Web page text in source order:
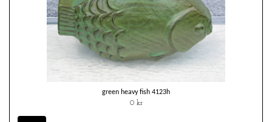
green heavy fish 4123h
0 kr